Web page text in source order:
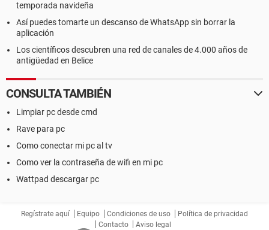
temporada navideña
Así puedes tomarte un descanso de WhatsApp sin borrar la
aplicación
Los científicos descubren una red de canales de 4.000 años de
antigüedad en Belice
CONSULTA TAMBIÉN
Limpiar pc desde cmd
Rave para pc
Como conectar mi pc al tv
Como ver la contraseña de wifi en mi pc
Wattpad descargar pc
Regístrate aquí Equipo Condiciones de uso
Política de privacidad
Contacto
Aviso legal